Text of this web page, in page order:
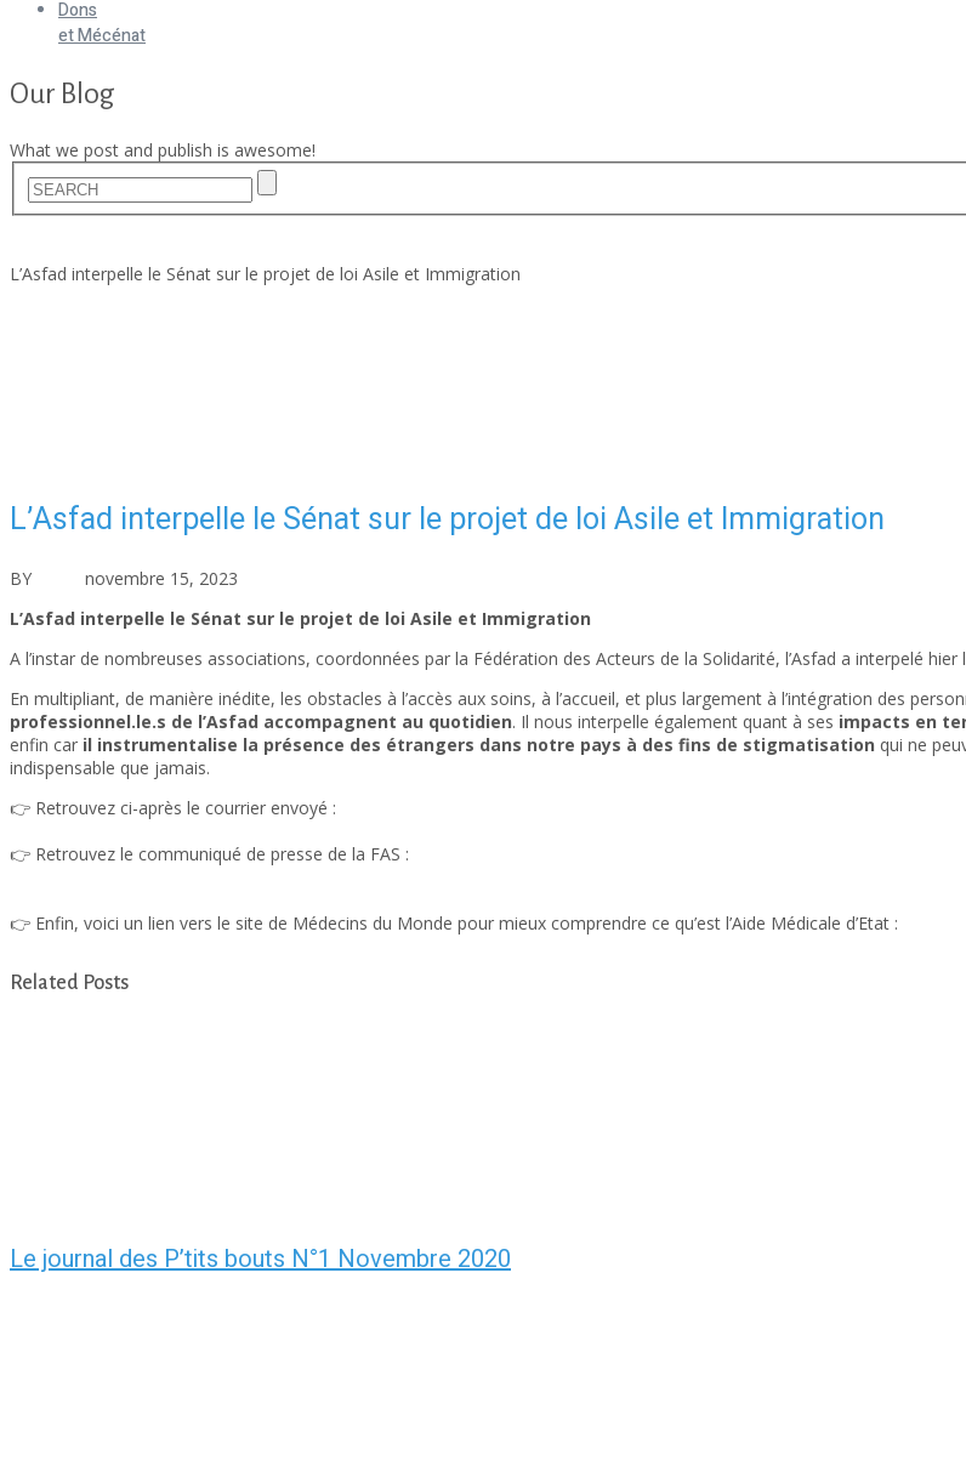
Dons
et Mécénat
Our Blog
What we post and publish is awesome!
L’Asfad interpelle le Sénat sur le projet de loi Asile et Immigration
L’Asfad interpelle le Sénat sur le projet de loi Asile et Immigration
BY novembre 15, 2023
L’Asfad interpelle le Sénat sur le projet de loi Asile et Immigration
A l’instar de nombreuses associations, coordonnées par la Fédération des Acteurs de la Solidarité, l’Asfad a interpelé
En multipliant, de manière inédite, les obstacles à l’accès aux soins, à l’accueil, et plus largement à l’intégration des
professionnel.le.s de l’Asfad accompagnent au quotidien. Il nous interpelle également quant à ses impacts en
enfin car il instrumentalise la présence des étrangers dans notre pays à des fins de stigmatisation qui ne
indispensable que jamais.
👉 Retrouvez ci-après le courrier envoyé :
👉 Retrouvez le communiqué de presse de la FAS :
👉 Enfin, voici un lien vers le site de Médecins du Monde pour mieux comprendre ce qu’est l’Aide Médicale d’Etat :
Related Posts
Le journal des P’tits bouts N°1 Novembre 2020